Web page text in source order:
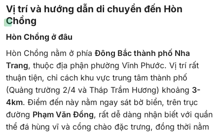
Vị trí và hướng dẫn di chuyển đến Hòn
Chồng
Hòn Chồng ở đâu
Hòn Chồng nằm ở phía Đông Bắc thành phố Nha
Trang, thuộc địa phận phường Vĩnh Phước. Vị trí rất
thuận tiện, chỉ cách khu vực trung tâm thành phố
(Quảng trường 2/4 và Tháp Trầm Hương) khoảng 3-
4km. Điểm đến này nằm ngay sát bờ biển, trên trục
đường Phạm Văn Đồng, rất dễ dàng nhận biết với quần
thể đá hùng vĩ và cổng chào đặc trưng, đồng thời nằm